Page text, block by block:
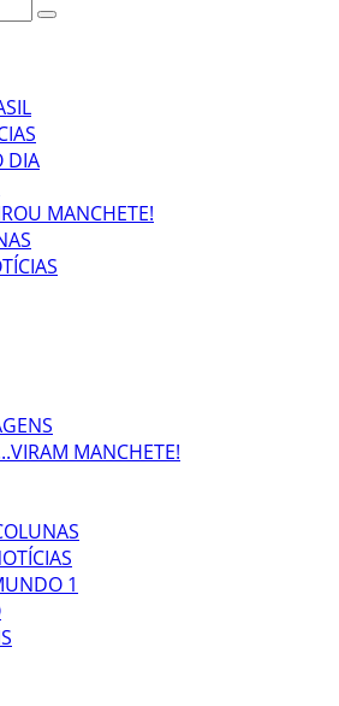
DIA
MANCHETE!
MANCHETE!
1